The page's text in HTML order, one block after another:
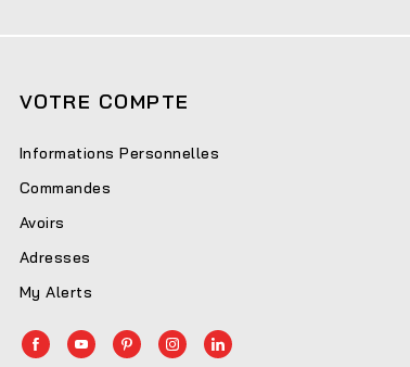
VOTRE COMPTE
Informations Personnelles
Commandes
Avoirs
Adresses
My Alerts